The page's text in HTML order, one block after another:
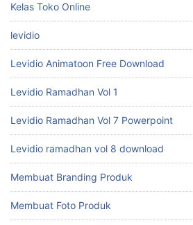
Kelas Toko Online
levidio
Levidio Animatoon Free Download
Levidio Ramadhan Vol 1
Levidio Ramadhan Vol 7 Powerpoint
Levidio ramadhan vol 8 download
Membuat Branding Produk
Membuat Foto Produk